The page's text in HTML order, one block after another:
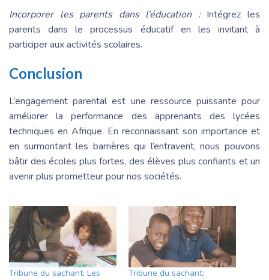
Incorporer les parents dans l’éducation : Intégrez les
parents dans le processus éducatif en les invitant à
participer aux activités scolaires.
Conclusion
L’engagement parental est une ressource puissante pour
améliorer la performance des apprenants des lycées
techniques en Afrique. En reconnaissant son importance et
en surmontant les barrières qui l’entravent, nous pouvons
bâtir des écoles plus fortes, des élèves plus confiants et un
avenir plus prometteur pour nos sociétés.
Tribune du sachant: Les
Tribune du sachant: